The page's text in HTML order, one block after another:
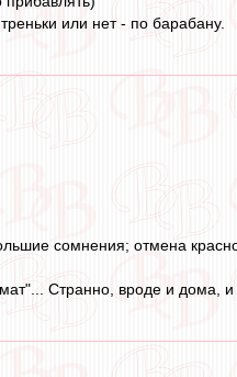
или нет - по барабану.
сомнения; отмена
Странно, вроде и дома,